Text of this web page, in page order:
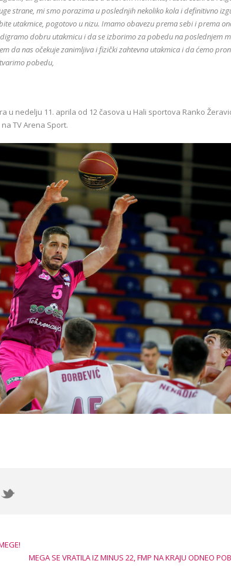
strane, mi smo porazima u poslednjih nekoliko kola i definitivno
utakmice, pogotovo u nizu. Imamo obavezu prema sebi i prema
dobru utakmicu i da se izborimo za pobedu na poslednjem
da nas očekuje zanimljiva i fizički zahtevna utakmica i da ćemo
pobedu,
u nedelju 11. aprila od 12 časova u Hali sportova Ranko
TV Arena Sport.
MEGA SE VRATILA IZ MINUS 22, FMP NA KRAJU ODNEO